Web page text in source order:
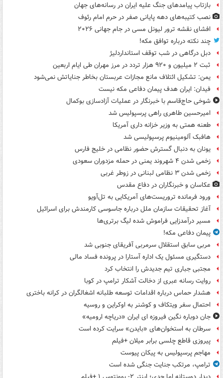
بازتاب پیامدهای جنگ علیه ایران در رسانه‌های جهان
نصب کتیبه‌های دهه پایانی صفر در حرم امام رئوف
افشای نقشه ترور لیونل مسی در جام جهانی ۲۰۲۶
چند نکته درباره توافق مکه!
دبل درگاهی در شب توقف استانداردلیژ
ثبت ۲ میلیون و ۹۲۰ هزار تردد در مرز مهران طی ایام اربعین
یمن: تشکیل ائتلاف مانع مجازات عربستان بخاطر جنایاتش نمی‌شود
فیدان: ایران هدف پیمان دفاعی مکه نیست
شوخی حاج‌قاسم با خبرنگار در عملیات آزادسازی بوکمال
امیرحسین طاهری راهی پرسپولیس شد
طعنه همتی به وزیر خزانه داری آمریکا
هافبک آلومینیوم پرسپولیسی شد
یونان به دنبال گسترش حضور نظامی در خلیج فارس
زخمی شدن ۴ شهروند یمنی در حمله مزدوران سعودی
زخمی شدن ۳ نظامی لبنانی در زوطر غربی
عکاسان و خبرنگاران در دفاع مقدس
ورود فرمانده تروریست‌های آمریکایی به تل‌آویو
آغاز تحقیقات سازمان ملل درباره جاسوسی کارمندش برای اسرائیل
مسیر درآمدزایی فراموش شده لیگ برتری‌ها
پیمان دفاعی مکه!
مربی سابق استقلال سرمربی آفریقای جنوبی شد
دستگیری مسئول یک اداره آستارا در پرونده فساد مالی
مجتبی جباری تیم جدیدش را انتخاب کرد
روایت رسانه عبری از دخالت آشکار ترامپ در کوبا
هشدار حماس درباره اقدامات توسعه طلبانه اشغالگران در کرانه باختری
احتمال سفر ویتکاف و کوشنر به اوکراین و روسیه
جان دوباره نگین فیروزه ای ایران «دریاچه ارومیه»
سرطان به استخوان‌های «بایدن» سرایت کرده است
پیروزی قاطع چلسی برابر میلان +فیلم
مهاجم پرسپولیس به پیکان پیوست
ترامپ، مرتکب جنایت جنگی شده است